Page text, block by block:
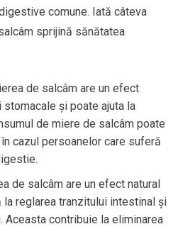
comune. Iată câteva
sprijină sănătatea
de salcâm are un efect
și poate ajuta la
de miere de salcâm poate
cazul persoanelor care suferă
de salcâm are un efect natural
la reglarea tranzitului intestinal și
Aceasta contribuie la eliminarea